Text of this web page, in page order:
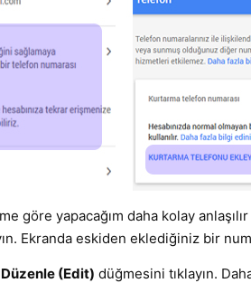
göre yapacağım daha kolay
Ekranda eskiden eklediğiniz bir
Düzenle (Edit) düğmesini tıklayın.